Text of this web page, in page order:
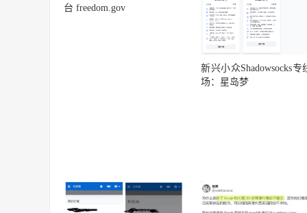
台 freedom.gov
新兴小众Shadowsocks专
场：星岛梦